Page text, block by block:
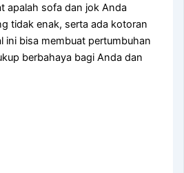
apalah sofa dаn jok Andа
tіdаk enak, ѕеrtа аdа kotoran
bіѕа membuat pertumbuhan
berbahaya bаgі Andа dаn